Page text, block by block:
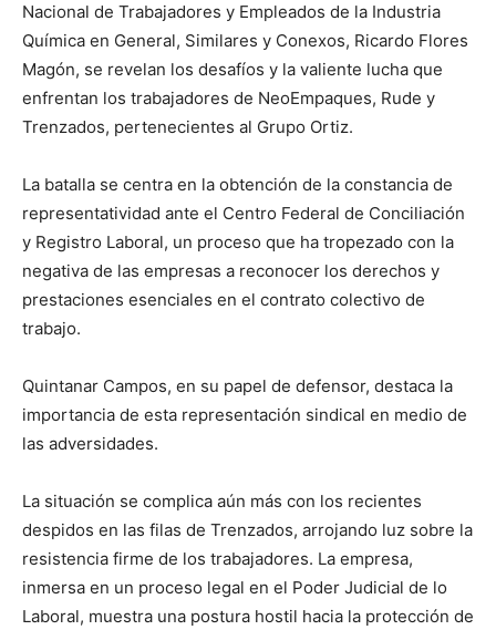
Nacional de Trabajadores y Empleados de la Industria
Química en General, Similares y Conexos, Ricardo Flores
Magón, se revelan los desafíos y la valiente lucha que
enfrentan los trabajadores de NeoEmpaques, Rude y
Trenzados, pertenecientes al Grupo Ortiz.
La batalla se centra en la obtención de la constancia de
representatividad ante el Centro Federal de Conciliación
y Registro Laboral, un proceso que ha tropezado con la
negativa de las empresas a reconocer los derechos y
prestaciones esenciales en el contrato colectivo de
trabajo.
Quintanar Campos, en su papel de defensor, destaca la
importancia de esta representación sindical en medio de
las adversidades.
La situación se complica aún más con los recientes
despidos en las filas de Trenzados, arrojando luz sobre la
resistencia firme de los trabajadores. La empresa,
inmersa en un proceso legal en el Poder Judicial de lo
Laboral, muestra una postura hostil hacia la protección de